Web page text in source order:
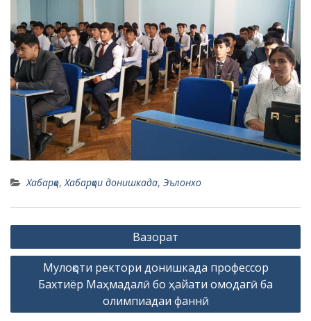
Хабарҳо,Хабарҳои донишкада, Эълонхо
P
o
n
Вазорат
Мулоқоти ректори донишкада профессор
Бахтиёр Маҳмадалӣ бо ҳайати омодагӣ ба
олимпиадаи фаннӣ